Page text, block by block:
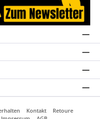
Kontakt
Retoure